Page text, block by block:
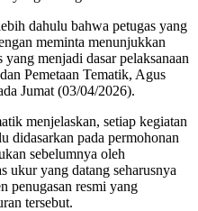
dahulu bahwa petugas yang
meminta menunjukkan
yang menjadi dasar pelaksanaan
Pemetaan Tematik, Agus
Jumat (03/04/2026).
menjelaskan, setiap kegiatan
didasarkan pada permohonan
sebelumnya oleh
ukur yang datang seharusnya
penugasan resmi yang
tersebut.